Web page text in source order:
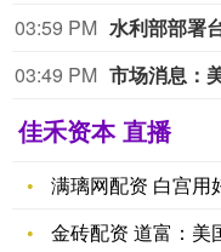
03:59 PM 水利部部署
03:49 PM
佳禾资本 直播
满璃网配资 白宫用好莱
金砖配资 道富：美